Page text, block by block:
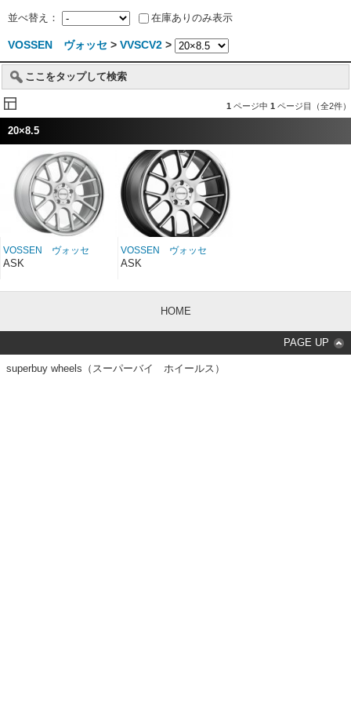
並べ替え： 在庫ありのみ表示
VOSSEN ヴォッセ > VVSCV2 >
ここをタップして検索
1 ページ中 1 ページ目（全2件）
20×8.5
VOSSEN ヴォッセ
VVSCV2 マットシルバ
ASK
VOSSEN ヴォッセ
VVSCV2 マットブラッ
ASK
HOME
PAGE UP
superbuy wheels（スーパーバイ ホイールス）